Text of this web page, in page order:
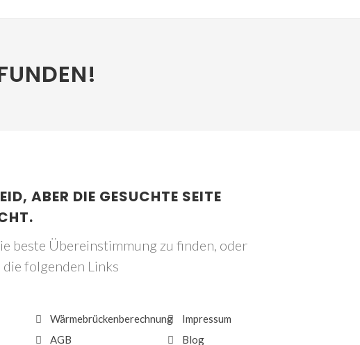
ABER DIE GESUCHTE SEITE
beste Übereinstimmung zu finden, oder
die folgenden Links
Wärmebrückenberechnung
AGB
Impressum
Blog